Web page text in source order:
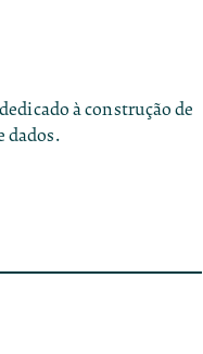
à construção de
dados.